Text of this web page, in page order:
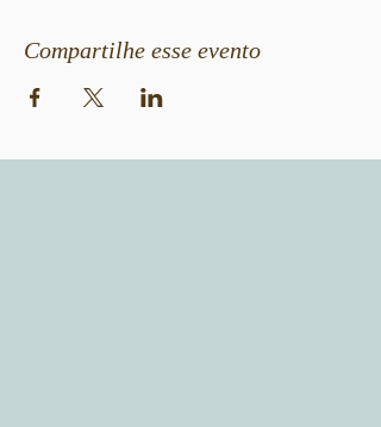
Compartilhe esse evento